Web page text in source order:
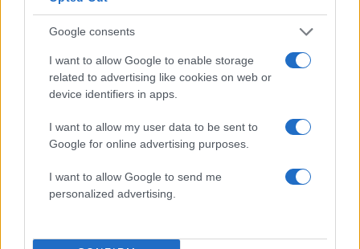
Google consents
I want to allow Google to enable storage
related to advertising like cookies on web or
device identifiers in apps.
I want to allow my user data to be sent to
Google for online advertising purposes.
I want to allow Google to send me
personalized advertising.